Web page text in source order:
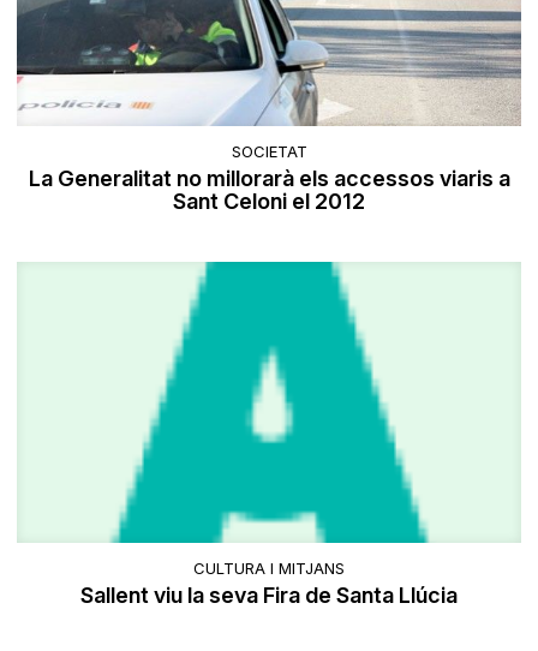
SOCIETAT
La Generalitat no millorarà els accessos viaris a
Sant Celoni el 2012
CULTURA I MITJANS
Sallent viu la seva Fira de Santa Llúcia